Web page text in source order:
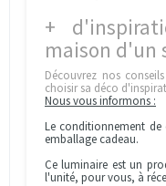
+
maison d'un
Découvrez nos
choisir sa déco
Nous vous informons :
Le conditionnement de
emballage cadeau.
Ce luminaire est un
l'unité, pour vous, à